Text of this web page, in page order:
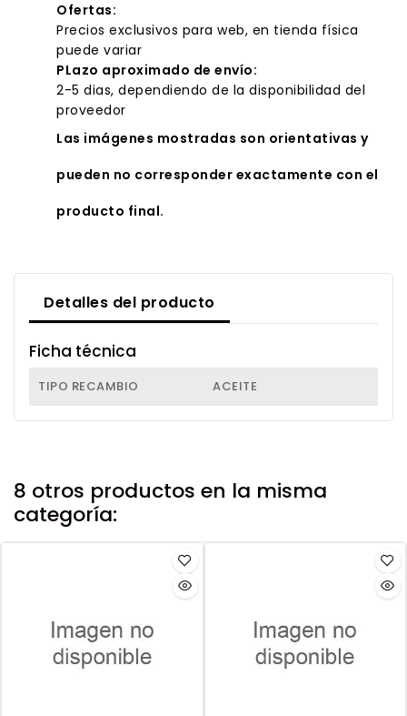
Ofertas:
Precios exclusivos para web, en tienda física
puede variar
PLazo aproximado de envío:
2-5 dias, dependiendo de la disponibilidad del
proveedor
Las imágenes mostradas son orientativas y
pueden no corresponder exactamente con el
producto final.
Detalles del producto
Ficha técnica
TIPO RECAMBIO ACEITE
8 otros productos en la misma
categoría: